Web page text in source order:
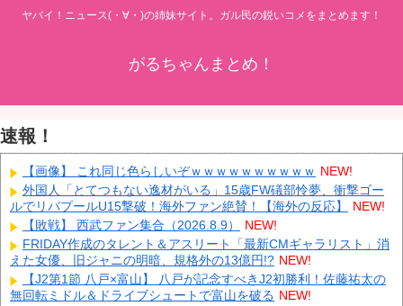
ヤバイ！ニュース(・∀・)の姉妹サイト。ガル民の鋭いコメをまとめます！
がるちゃんまとめ！
速報！
【画像】 これ同じ色らしいぞｗｗｗｗｗｗｗｗｗｗ NEW!
外国人「とてつもない逸材がいる」15歳FW礒部怜夢、衝撃ゴー
ルでリバプールU15撃破！海外ファン絶賛！【海外の反応】
NEW!
【敗戦】 西武ファン集合（2026.8.9）
NEW!
FRIDAY作成のタレント＆アスリート「最新CMギャラリスト」消
えた女優、旧ジャニの明暗、規格外の13億円!? NEW!
【J2第1節 八戸×富山】 八戸が記念すべきJ2初勝利！佐藤祐太の
無回転ミドル＆ドライブシュートで富山を破る NEW!